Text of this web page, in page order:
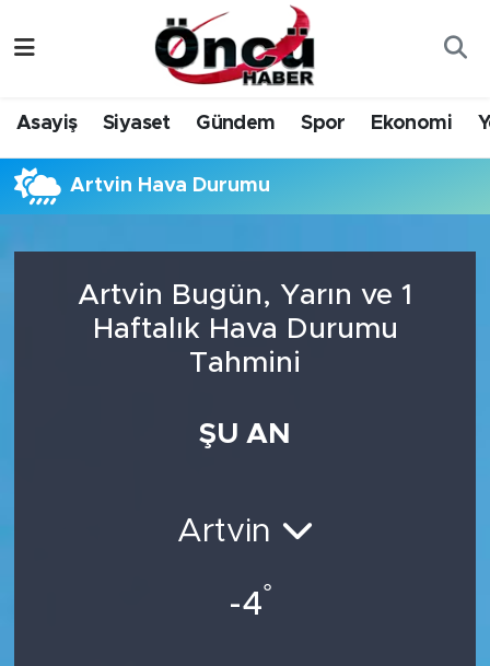
Asayiş Siyaset Gündem Spor Ekonomi
Artvin Hava Durumu
Artvin Bugün, Yarın ve 1
Haftalık Hava Durumu
Tahmini
ŞU AN
Artvin
-4°
Gündem
Sağlık & Çevre
Spor
Siyaset
Düzce Nöbetçi Eczaneler
Düzce Hava Durumu
Düzce Namaz Vakitleri
Düzce Trafik Yoğunluk Haritası
Süper Lig Puan Durumu ve Fikstür
Tüm Manşetler